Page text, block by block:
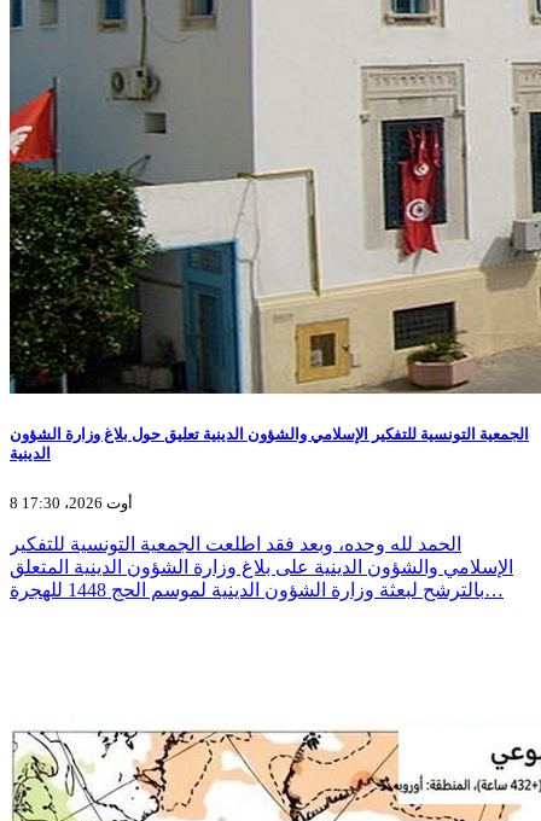
الجمعية التونسية للتفكير الإسلامي والشؤون الدينية تعليق حول بلاغ وزارة الشؤون
الدينية
8 أوت 2026، 17:30
الحمد لله وحده، وبعد فقد اطلعت الجمعية التونسية للتفكير
الإسلامي والشؤون الدينية على بلاغ وزارة الشؤون الدينية المتعلق
بالترشح لبعثة وزارة الشؤون الدينية لموسم الحج 1448 للهجرة…